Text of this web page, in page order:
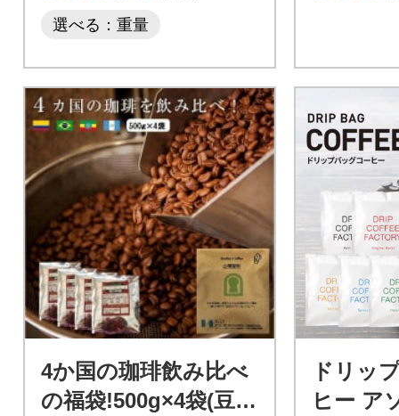
選べる：重量
4か国の珈琲飲み比べ
の福袋!500g×4袋(豆)&
ドリッ
ヒー ア